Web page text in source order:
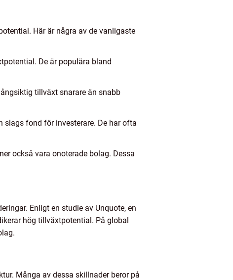
Här är några av de vanligaste
De är populära bland
tillväxt snarare än snabb
slags fond för investerare. De har ofta
också vara onoterade bolag. Dessa
Enligt en studie av Unquote, en
hög tillväxtpotential. På global
Många av dessa skillnader beror på